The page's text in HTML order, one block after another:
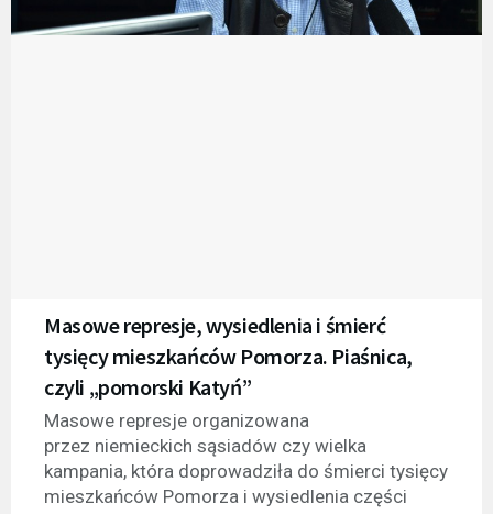
Masowe represje, wysiedlenia i śmierć
tysięcy mieszkańców Pomorza. Piaśnica,
czyli „pomorski Katyń”
Masowe represje organizowana
przez niemieckich sąsiadów czy wielka
kampania, która doprowadziła do śmierci tysięcy
mieszkańców Pomorza i wysiedlenia części